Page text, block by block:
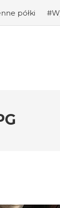
półki
domu?
wnętrz